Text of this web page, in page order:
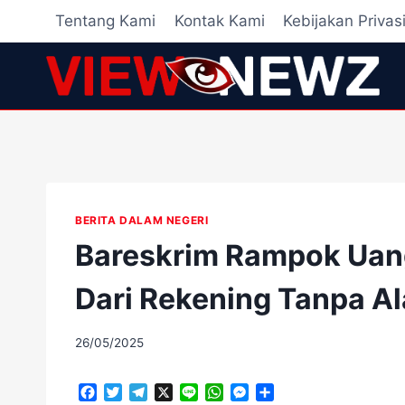
content
Tentang Kami Kontak Kami Kebijakan Privasi
BERITA DALAM NEGERI
Bareskrim Rampok
Dari Rekening Tanpa
By
26/05/2025
W
M